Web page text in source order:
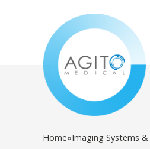
Home»Imaging Systems